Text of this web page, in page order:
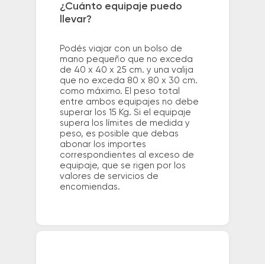
¿Cuánto equipaje puedo
llevar?
Podés viajar con un bolso de
mano pequeño que no exceda
de 40 x 40 x 25 cm. y una valija
que no exceda 80 x 80 x 30 cm.
como máximo. El peso total
entre ambos equipajes no debe
superar los 15 Kg. Si el equipaje
supera los límites de medida y
peso, es posible que debas
abonar los importes
correspondientes al exceso de
equipaje, que se rigen por los
valores de servicios de
encomiendas.